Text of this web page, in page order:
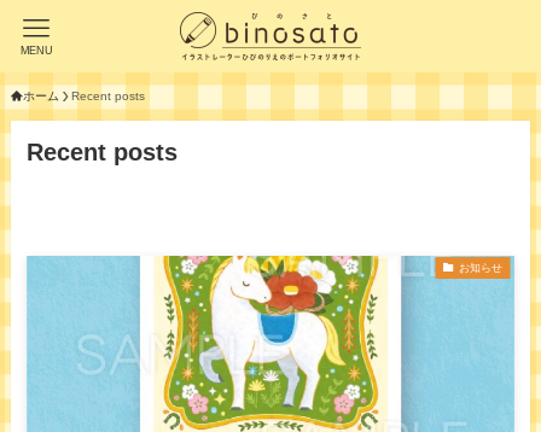
MENU
ホーム Recent posts
Recent posts
お知らせ